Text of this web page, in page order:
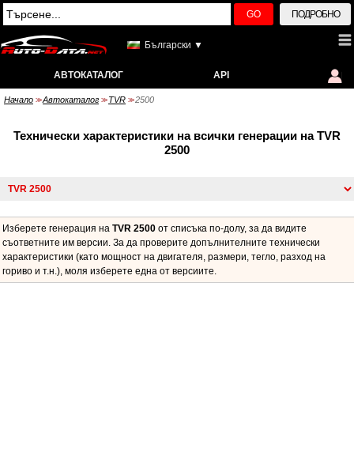
GO ПОДРОБНО
Български ▼
АВТОКАТАЛОГ API
Начало >> Автокаталог >> TVR >> 2500
Технически характеристики на всички генерации на TVR
2500
Изберете генерация на TVR 2500 от списъка по-долу, за да видите
съответните им версии. За да проверите допълнителните технически
характеристики (като мощност на двигателя, размери, тегло, разход на
гориво и т.н.), моля изберете една от версиите.